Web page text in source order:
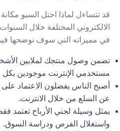
قد تتساءل لماذا احتل السيو
الالكتروني المختلفة خلال
في مميزاته التي سوف نوضحها
تضمن وصول منتجك لملايين
مستخدمي الإنترنت موجودين بكل
أصبح الناس يفضلون الاعتماد
عن السلع من خلال الانترنت.
يمثل وسيلة لجني الأرباح تعتمد
واستغلال الفرص ودراسة السوق.